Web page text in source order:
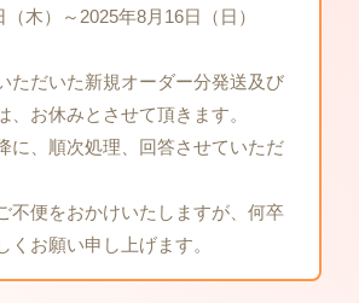
木）～2025年8月16日（日）
ただいた新規オーダー分発送及び
、お休みとさせて頂きます。
に、順次処理、回答させていただ
不便をおかけいたしますが、何卒
くお願い申し上げます。